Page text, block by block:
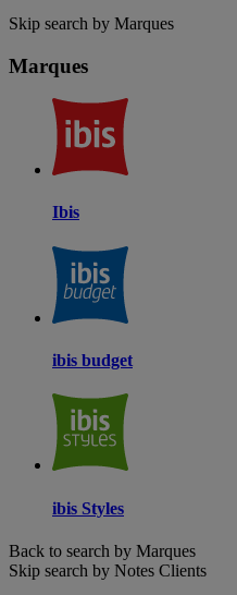
Skip search by Marques
Marques
Ibis
ibis budget
ibis Styles
Back to search by Marques
Skip search by Notes Clients